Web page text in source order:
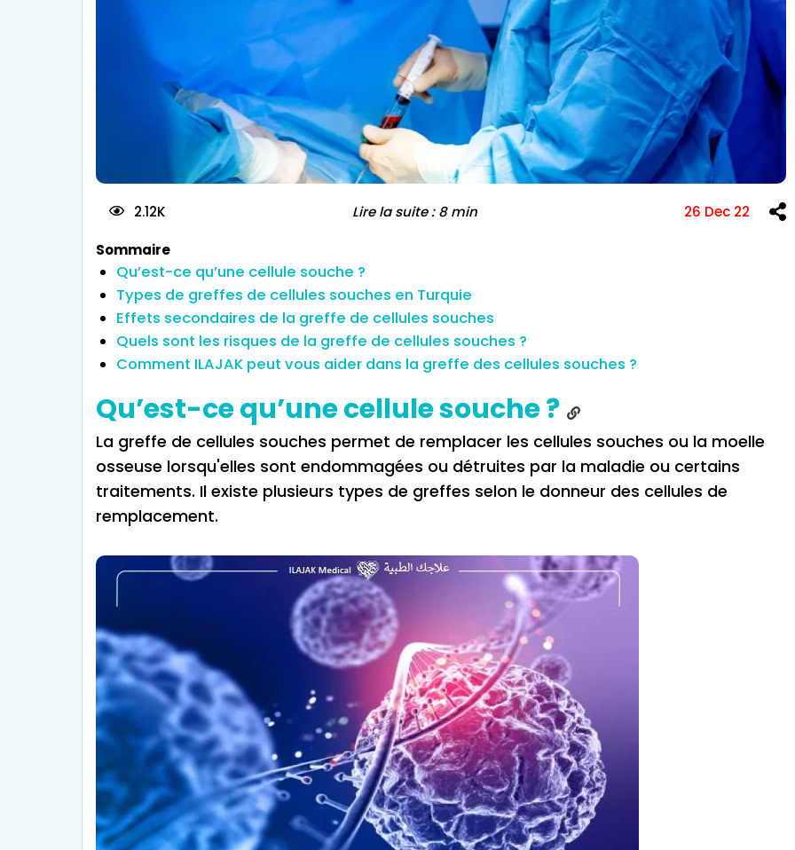
2.12K Lire la suite : 8 min 26 Dec 22
Sommaire
Qu’est-ce qu’une cellule souche ?
Types de greffes de cellules souches en Turquie
Effets secondaires de la greffe de cellules souches
Quels sont les risques de la greffe de cellules souches ?
Comment ILAJAK peut vous aider dans la greffe des cellules souches ?
Qu’est-ce qu’une cellule souche ?
La greffe de cellules souches permet de remplacer les cellules souches ou la moelle
osseuse lorsqu'elles sont endommagées ou détruites par la maladie ou certains
traitements. Il existe plusieurs types de greffes selon le donneur des cellules de
remplacement.
Traitement de l'infertilité et
FIV
Greffe de cheveux